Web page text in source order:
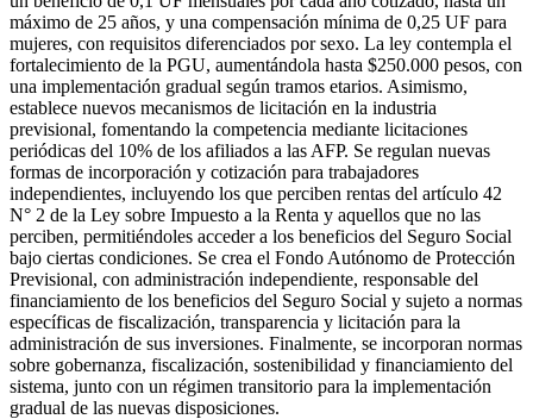
máximo de 25 años, y una compensación mínima de 0,25 UF para
mujeres, con requisitos diferenciados por sexo. La ley contempla el
fortalecimiento de la PGU, aumentándola hasta $250.000 pesos, con
una implementación gradual según tramos etarios. Asimismo,
establece nuevos mecanismos de licitación en la industria
previsional, fomentando la competencia mediante licitaciones
periódicas del 10% de los afiliados a las AFP. Se regulan nuevas
formas de incorporación y cotización para trabajadores
independientes, incluyendo los que perciben rentas del artículo 42
N° 2 de la Ley sobre Impuesto a la Renta y aquellos que no las
perciben, permitiéndoles acceder a los beneficios del Seguro Social
bajo ciertas condiciones. Se crea el Fondo Autónomo de Protección
Previsional, con administración independiente, responsable del
financiamiento de los beneficios del Seguro Social y sujeto a normas
específicas de fiscalización, transparencia y licitación para la
administración de sus inversiones. Finalmente, se incorporan normas
sobre gobernanza, fiscalización, sostenibilidad y financiamiento del
sistema, junto con un régimen transitorio para la implementación
gradual de las nuevas disposiciones.